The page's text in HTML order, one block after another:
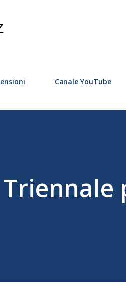
Canale YouTube
Triennale